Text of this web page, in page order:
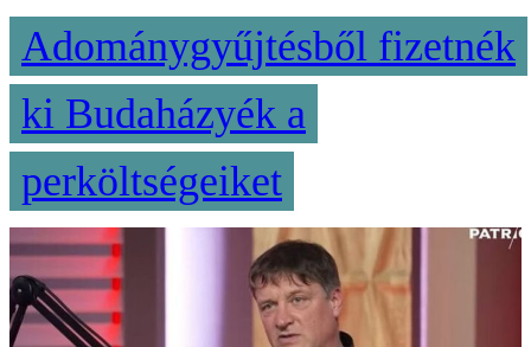
Adománygyűjtésből fizetnék
ki Budaházyék a
perköltségeiket